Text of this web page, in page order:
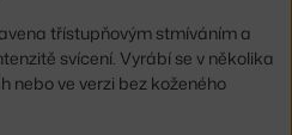
třístupňovým stmíváním a
svícení. Vyrábí se v několika
nebo ve verzi bez koženého